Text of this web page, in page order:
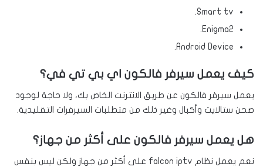
Smart tv.
Enigma2.
Android Device.
كيف يعمل سيرفر فالكون اي بي تي في؟
يعمل سيرفر فالكون عن طريق الانترنت الخاص بك، ولا حاجة لوجود
صحن ستالايت وأكبال وغير ذلك من متطلبات السيرفرات التقليدية.
هل يعمل سيرفر فالكون على أكثر من جهاز؟
نعم يعمل نظام falcon iptv على أكثر من جهاز ولكن ليس بنفس